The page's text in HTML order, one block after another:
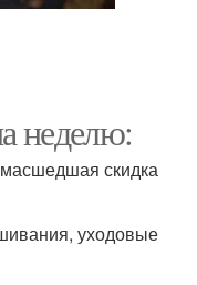
неделю:
скидка
уходовые